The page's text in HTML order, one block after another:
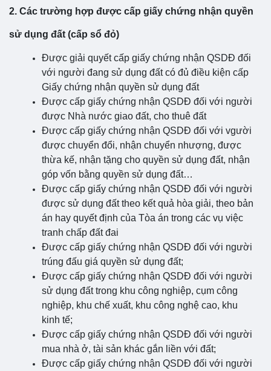
2. Các trường hợp được cấp giấy chứng nhận quyền
sử dụng đất (cấp sổ đỏ)
Được giải quyết cấp giấy chứng nhận QSDĐ đối
với người đang sử dụng đất có đủ điều kiện cấp
Giấy chứng nhận quyền sử dụng đất
Được cấp giấy chứng nhận QSDĐ đối với người
được Nhà nước giao đất, cho thuê đất
Được cấp giấy chứng nhận QSDĐ đối với vgười
được chuyển đổi, nhận chuyển nhượng, được
thừa kế, nhận tặng cho quyền sử dụng đất, nhận
góp vốn bằng quyền sử dụng đất…
Được cấp giấy chứng nhận QSDĐ đối với người
được sử dụng đất theo kết quả hòa giải, theo bản
án hay quyết định của Tòa án trong các vụ việc
tranh chấp đất đai
Được cấp giấy chứng nhận QSDĐ đối với người
trúng đấu giá quyền sử dụng đất;
Được cấp giấy chứng nhận QSDĐ đối với người
sử dụng đất trong khu công nghiệp, cụm công
nghiệp, khu chế xuất, khu công nghệ cao, khu
kinh tế;
Được cấp giấy chứng nhận QSDĐ đối với người
mua nhà ở, tài sản khác gắn liền với đất;
Được cấp giấy chứng nhận QSDĐ đối với người